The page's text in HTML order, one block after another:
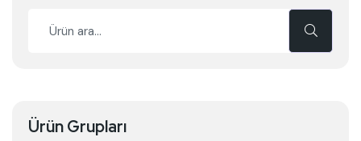
Ürün Grupları